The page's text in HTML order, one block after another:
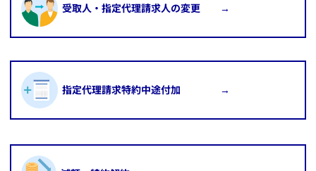
​受取人・指定代理請求人の変更 →
​指定代理請求特約中途付加 →